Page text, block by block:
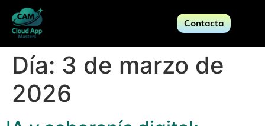
Contacta
Día: 3 de marzo de
2026